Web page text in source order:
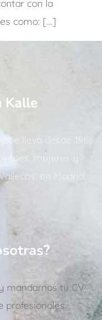
con la
como: […]
Kalle
lleva desde 1986
mujeres y
en Madrid.
mandarnos tu CV
profesionales.